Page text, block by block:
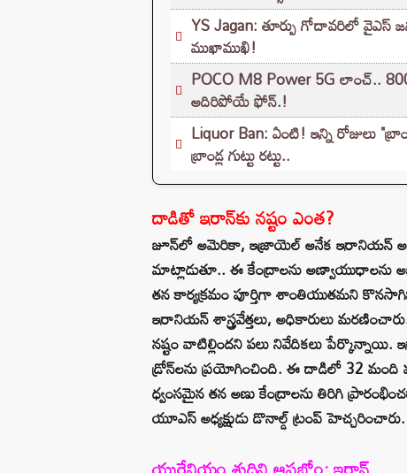
YS Jagan: తూర్పు గోదావరిలో వైఎస్
ముఖాముఖి!
POCO M8 Power 5G లాంచ్..
అదిరిపోయే ఫోన్.!
Liquor Ban: ఏంటి! ఇన్ని
బ్రాండ్ల గుట్టు రట్టు..
దాడితో ఇరాన్‌కు నష్టం ఎంత?
జూన్‌లో అమెరికా, ఇజ్రాయెల్ అనేక ఇరానియన్
మాట్లాడుతూ.. ఈ కేంద్రాలను అణ్వాయుధాలను
తన కార్యక్రమం పూర్తిగా శాంతియుతమని
ఇరానియన్ శాస్త్రవేత్తలు, అధికారులు
నష్టం వాటిల్లిందని పలు నివేదికలు పేర్కొన్నాయి.
డ్రోన్‌లను ప్రయోగించింది. ఈ దాడిలో 32
ధ్వంసమైన తన అణు కేంద్రాలను తిరిగి
యూఎస్ అధ్యక్షుడు డొనాల్డ్ ట్రంప్ హెచ్చరించారు.